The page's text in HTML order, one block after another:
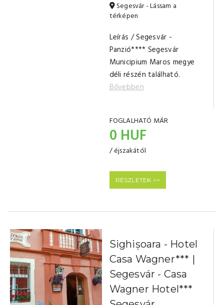
Segesvár - Lássam a
térképen
Leírás / Segesvár -
Panzió**** Segesvár
Municipium Maros megye
déli részén található.
Bővebben
FOGLALHATÓ MÁR
0 HUF
/ éjszakától
RÉSZLETEK >>
Sighișoara - Hotel
Casa Wagner*** |
Segesvár - Casa
Wagner Hotel***